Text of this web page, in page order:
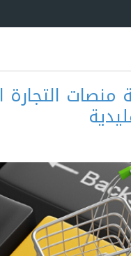
التجارة